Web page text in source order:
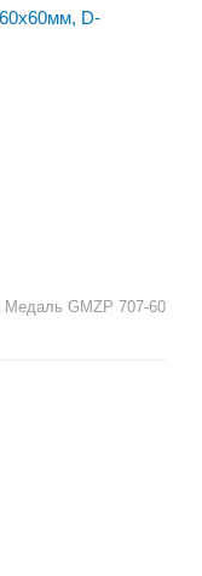
Медаль GMZP 707-60